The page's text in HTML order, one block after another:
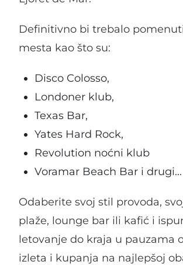
Definitivno bi trebalo
mesta kao što su:
Disco Colosso,
Londoner klub,
Texas Bar,
Yates Hard Rock,
Revolution noćni klub
Voramar Beach Bar i drugi...
Odaberite svoj stil provoda,
plaže, lounge bar ili kafić i
letovanje do kraja u pauzama
izleta i kupanja na najlepšoj